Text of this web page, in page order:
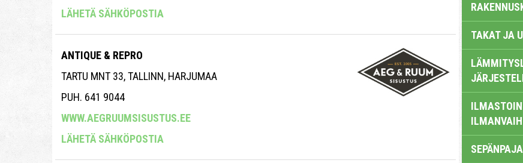
LÄHETÄ SÄHKÖPOSTIA
ANTIQUE & REPRO
TARTU MNT 33, TALLINN, HARJUMAA
PUH. 641 9044
WWW.AEGRUUMSISUSTUS.EE
LÄHETÄ SÄHKÖPOSTIA
TAKAT JA